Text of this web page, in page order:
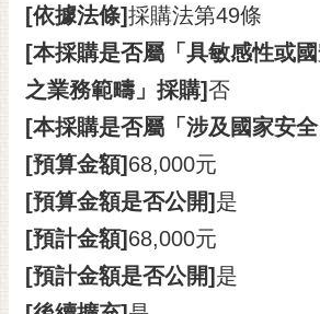
告
市
府
交
通
位
置
[依據法條]採購法第49條
[本採購是否屬「具敏感性或
之業務範疇」採購]否
[本採購是否屬「涉及國家安
[預算金額] 68,000元
[預算金額是否公開] 是
[預計金額] 68,000元
[預計金額是否公開] 是